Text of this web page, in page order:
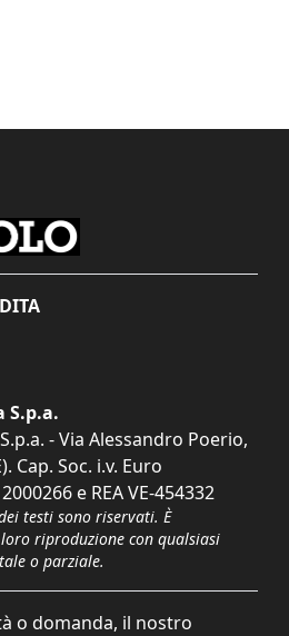
S.p.a.
- Via Alessandro Poerio,
Cap. Soc. i.v. Euro
e REA VE-454332
testi sono riservati. È
riproduzione con qualsiasi
o parziale.
o domanda, il nostro